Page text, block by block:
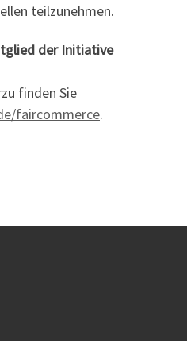
teilzunehmen.
der Initiative
finden Sie
faircommerce.